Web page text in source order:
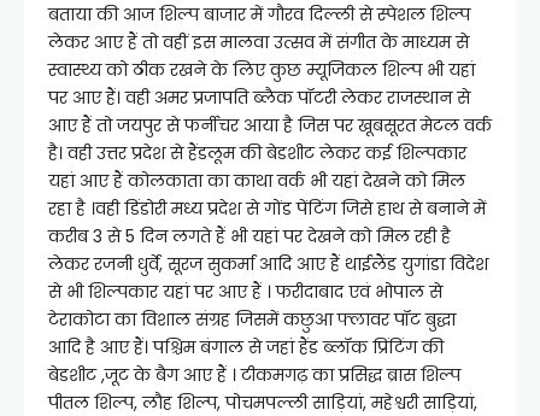
बताया की आज शिल्प बाजार में गौरव दिल्ली से स्पेशल शिल्प
लेकर आए हैं तो वहीं इस मालवा उत्सव में संगीत के माध्यम से
स्वास्थ्य को ठीक रखने के लिए कुछ म्यूजिकल शिल्प भी यहां
पर आए हैं। वही अमर प्रजापति ब्लैक पॉटरी लेकर राजस्थान से
आए हैं तो जयपुर से फर्नीचर आया है जिस पर खूबसूरत मेटल वर्क
है। वही उत्तर प्रदेश से हैंडलूम की बेडशीट लेकर कई शिल्पकार
यहां आए हैं कोलकाता का काथा वर्क भी यहां देखने को मिल
रहा है ।वही डिंडोरी मध्य प्रदेश से गोंड पेंटिंग जिसे हाथ से बनाने में
करीब 3 से 5 दिन लगते हैं भी यहां पर देखने को मिल रही है
लेकर रजनी धुर्वे, सूरज सुकर्मा आदि आए हैं थाईलैंड युगांडा विदेश
से भी शिल्पकार यहां पर आए हैं । फरीदाबाद एवं भोपाल से
टेराकोटा का विशाल संग्रह जिसमें कछुआ फ्लावर पॉट बुद्धा
आदि है आए हैं। पश्चिम बंगाल से जहां हैंड ब्लॉक प्रिंटिंग की
बेडशीट ,जूट के बैग आए हैं । टीकमगढ़ का प्रसिद्ध ब्रास शिल्प
पीतल शिल्प, लौह शिल्प, पोचमपल्ली साड़ियां, महेश्वरी साड़ियां,